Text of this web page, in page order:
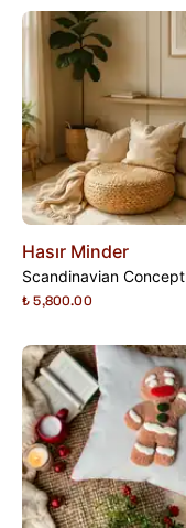
Hasır Minder
Scandinavian Concept
₺ 5,800.00